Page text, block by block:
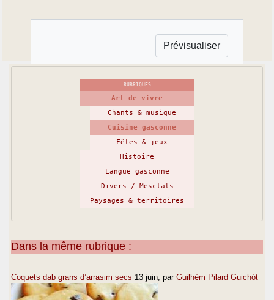
RUBRIQUES
Art de vivre
Chants & musique
Cuisine gasconne
Fêtes & jeux
Histoire
Langue gasconne
Divers / Mesclats
Paysages & territoires
Dans la même rubrique :
Coquets dab grans d’arrasim secs 13 juin , par Guilhèm Pilard Guichòt